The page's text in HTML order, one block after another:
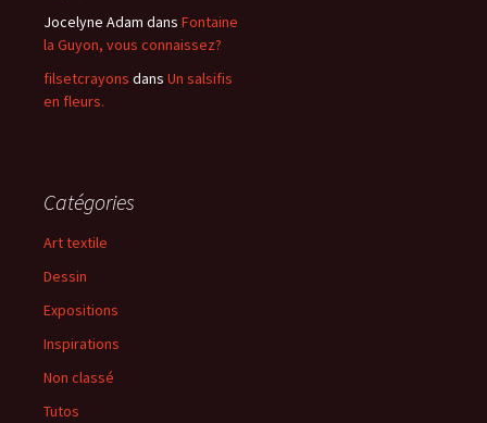
Jocelyne Adam dans Fontaine
la Guyon, vous connaissez?
filsetcrayons dans Un salsifis
en fleurs.
Catégories
Art textile
Dessin
Expositions
Inspirations
Non classé
Tutos